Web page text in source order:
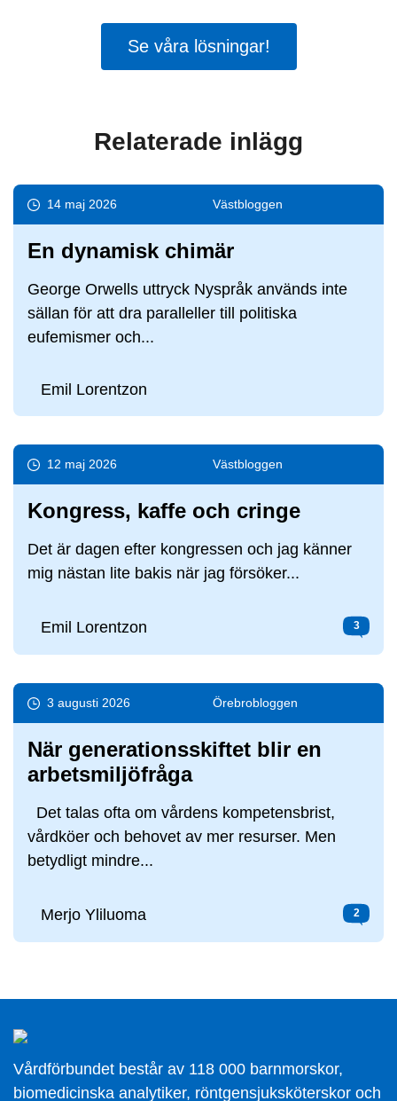
Se våra lösningar!
Relaterade inlägg
14 maj 2026 Väst­bloggen
En dynamisk chimär
George Orwells uttryck Nyspråk används inte
sällan för att dra paralleller till politiska
eufemismer och...
Emil Lorentzon
12 maj 2026 Väst­bloggen
Kongress, kaffe och cringe
Det är dagen efter kongressen och jag känner
mig nästan lite bakis när jag försöker...
Emil Lorentzon 3
3 augusti 2026 Örebro­bloggen
När generationsskiftet blir en
arbetsmiljöfråga
Det talas ofta om vårdens kompetensbrist,
vårdköer och behovet av mer resurser. Men
betydligt mindre...
Merjo Yliluoma 2
Vårdförbundet består av 118 000 barnmorskor,
biomedicinska analytiker, röntgensjuksköterskor och